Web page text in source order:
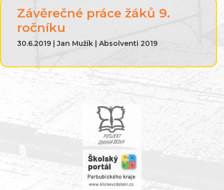
Závěrečné práce žáků 9.
ročníku
30.6.2019 | Jan Mužík | Absolventi 2019